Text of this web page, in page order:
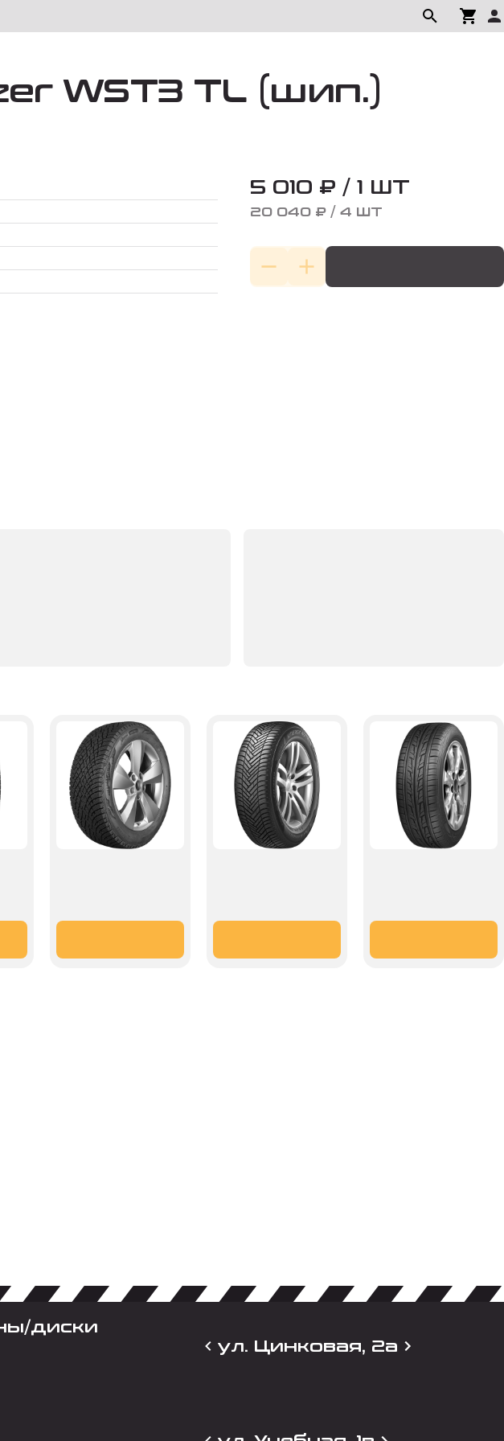
WST3 TL (шип.)
5 010 ₽ / 1 ШТ
20 040 ₽ / 4 ШТ
диски
ул. Цинковая, 2а